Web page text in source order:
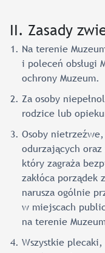
II. Zasady
Na terenie
i poleceń obsługi
ochrony Muzeum.
Za osoby
rodzice lub
Osoby
odurzających
który zagraża
zakłóca
narusza ogólnie
w miejscach
na terenie
Wszystkie